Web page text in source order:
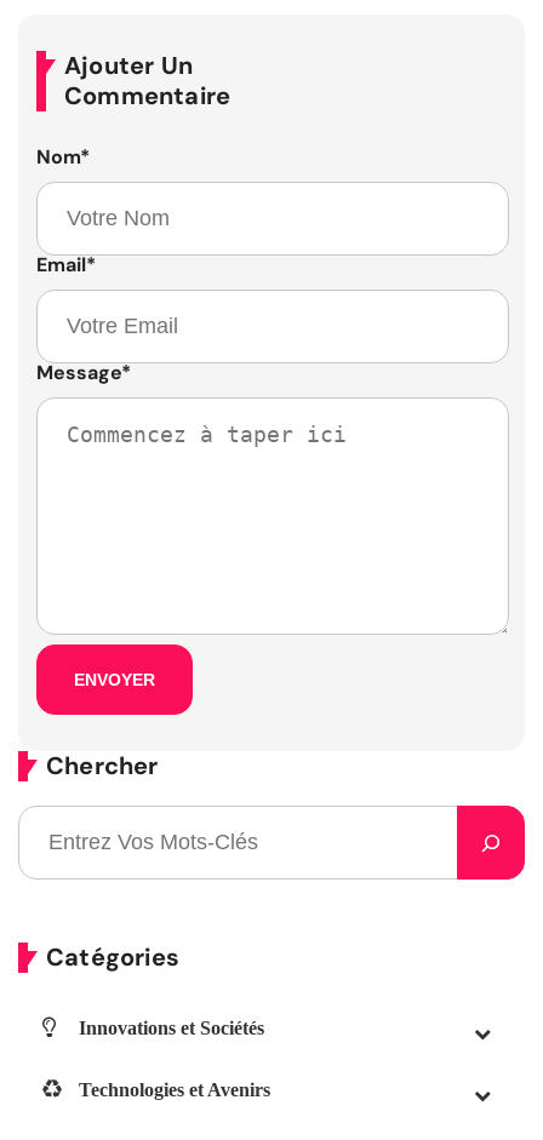
Ajouter Un
Commentaire
Nom*
Email*
Message*
Chercher
Catégories
Innovations et Sociétés
Technologies et Avenirs